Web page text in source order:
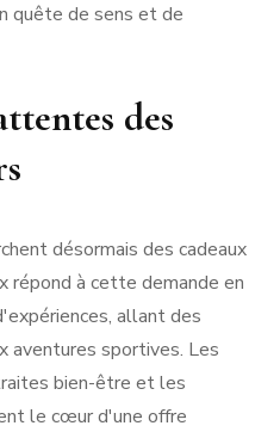
quête de sens et de
des
désormais des cadeaux
répond à cette demande en
allant des
aventures sportives. Les
bien-être et les
le cœur d'une offre